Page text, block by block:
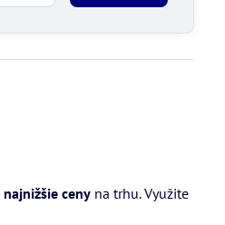
najnižšie cenyna trhu. Využite